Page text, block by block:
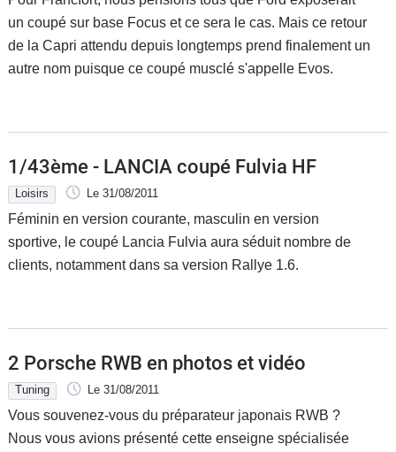
un coupé sur base Focus et ce sera le cas. Mais ce retour
de la Capri attendu depuis longtemps prend finalement un
autre nom puisque ce coupé musclé s'appelle Evos.
1/43ème - LANCIA coupé Fulvia HF
Loisirs Le 31/08/2011
Féminin en version courante, masculin en version
sportive, le coupé Lancia Fulvia aura séduit nombre de
clients, notamment dans sa version Rallye 1.6.
2 Porsche RWB en photos et vidéo
Tuning Le 31/08/2011
Vous souvenez-vous du préparateur japonais RWB ?
Nous vous avions présenté cette enseigne spécialisée